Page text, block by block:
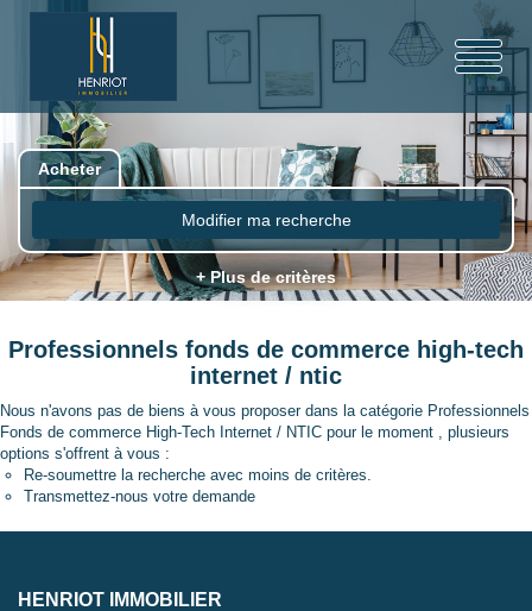
Acheter
Modifier ma recherche
+ Plus de critères
Professionnels fonds de commerce high-tech
internet / ntic
Nous n'avons pas de biens à vous proposer dans la catégorie Professionnels
Fonds de commerce High-Tech Internet / NTIC pour le moment , plusieurs
options s'offrent à vous :
Re-soumettre la recherche avec moins de critères.
Transmettez-nous votre demande
HENRIOT IMMOBILIER